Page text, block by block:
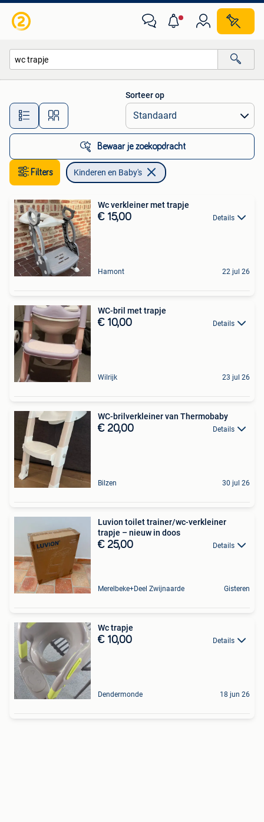
Alle afstanden…
Sorteer op
Bewaar je zoekopdracht
Filters Kinderen en Baby's
Wc verkleiner met trapje
€ 15,00 Details
Hamont 22 jul 26
WC-bril met trapje
€ 10,00 Details
Wilrijk 23 jul 26
WC-brilverkleiner van Thermobaby
€ 20,00 Details
Bilzen 30 jul 26
Luvion toilet trainer/wc-verkleiner
trapje – nieuw in doos
€ 25,00 Details
Merelbeke+Deel Zwijnaarde Gisteren
Wc trapje
€ 10,00 Details
Dendermonde 18 jun 26